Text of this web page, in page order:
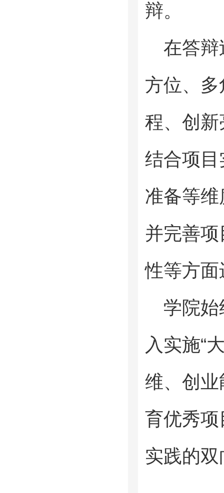
辩。
在答辩
方位、
程、创
结合项
准备等
并完善
性等方
学院
入实施“
维、创
育优秀
实践的